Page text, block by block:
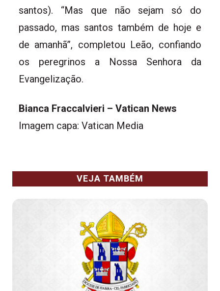
santos). “Mas que não sejam só do
passado, mas santos também de hoje e
de amanhã”, completou Leão, confiando
os peregrinos a
Nossa Senhora da
Evangelização.
Bianca Fraccalvieri – Vatican News
Imagem capa: Vatican Media
VEJA TAMBÉM